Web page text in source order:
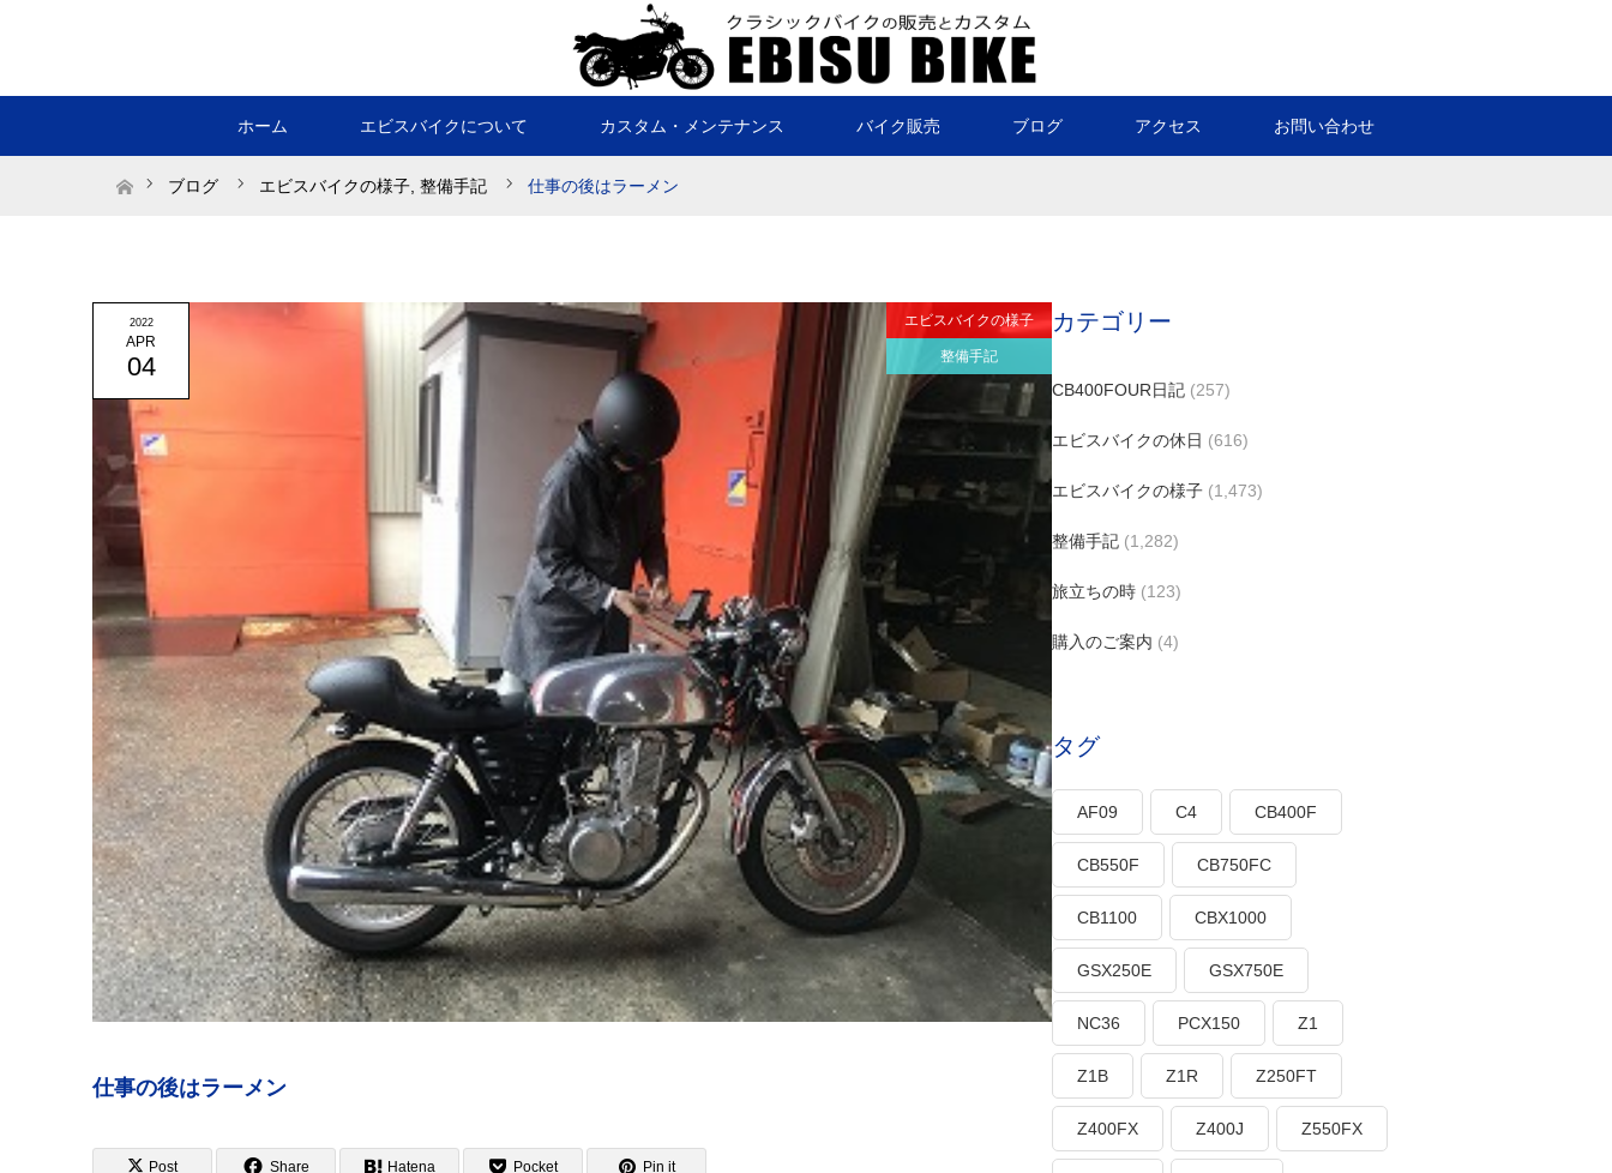
ホーム エビスバイクについて カスタム・メンテナンス バイク販売 ブログ アクセス お問い合わせ
ホームブログ エビスバイクの様子 整備手記 仕事の後はラーメン
2022
APR
04
エビスバイクの様子
整備手記
仕事の後はラーメン
Post Share Hatena Pocket Pin it
カテゴリー
CB400FOUR日記 (257)
エビスバイクの休日 (616)
エビスバイクの様子 (1,473)
整備手記 (1,282)
旅立ちの時 (123)
購入のご案内 (4)
タグ
AF09 C4 CB400F
CB550F CB750FC
CB1100 CBX1000
GSX250E GSX750E
NC36 PCX150 Z1
Z1B Z1R Z250FT
Z400FX Z400J Z550FX